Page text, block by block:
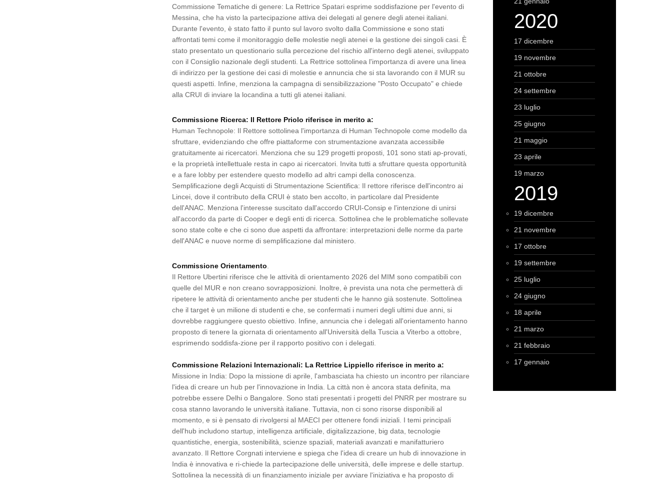
Commissione Tematiche di genere: La Rettrice Spatari esprime soddisfazione per l'evento di
Messina, che ha visto la partecipazione attiva dei delegati al genere degli atenei italiani.
Durante l'evento, è stato fatto il punto sul lavoro svolto dalla Commissione e sono stati
affrontati temi come il monitoraggio delle molestie negli atenei e la gestione dei singoli casi. È
stato presentato un questionario sulla percezione del rischio all'interno degli atenei, sviluppato
con il Consiglio nazionale degli studenti. La Rettrice sottolinea l'importanza di avere una linea
di indirizzo per la gestione dei casi di molestie e annuncia che si sta lavorando con il MUR su
questi aspetti. Infine, menziona la campagna di sensibilizzazione "Posto Occupato" e chiede
alla CRUI di inviare la locandina a tutti gli atenei italiani.
Commissione Ricerca: Il Rettore Priolo riferisce in merito a:
Human Technopole: Il Rettore sottolinea l'importanza di Human Technopole come modello da
sfruttare, evidenziando che offre piattaforme con strumentazione avanzata accessibile
gratuitamente ai ricercatori. Menziona che su 129 progetti proposti, 101 sono stati ap-provati,
e la proprietà intellettuale resta in capo ai ricercatori. Invita tutti a sfruttare questa opportunità
e a fare lobby per estendere questo modello ad altri campi della conoscenza.
Semplificazione degli Acquisti di Strumentazione Scientifica: Il rettore riferisce dell'incontro ai
Lincei, dove il contributo della CRUI è stato ben accolto, in particolare dal Presidente
dell'ANAC. Menziona l'interesse suscitato dall'accordo CRUI-Consip e l'intenzione di unirsi
all'accordo da parte di Cooper e degli enti di ricerca. Sottolinea che le problematiche sollevate
sono state colte e che ci sono due aspetti da affrontare: interpretazioni delle norme da parte
dell'ANAC e nuove norme di semplificazione dal ministero.
Commissione Orientamento
Il Rettore Ubertini riferisce che le attività di orientamento 2026 del MIM sono compatibili con
quelle del MUR e non creano sovrapposizioni. Inoltre, è prevista una nota che permetterà di
ripetere le attività di orientamento anche per studenti che le hanno già sostenute. Sottolinea
che il target è un milione di studenti e che, se confermati i numeri degli ultimi due anni, si
dovrebbe raggiungere questo obiettivo. Infine, annuncia che i delegati all'orientamento hanno
proposto di tenere la giornata di orientamento all'Università della Tuscia a Viterbo a ottobre,
esprimendo soddisfa-zione per il rapporto positivo con i delegati.
Commissione Relazioni Internazionali: La Rettrice Lippiello riferisce in merito a:
Missione in India: Dopo la missione di aprile, l'ambasciata ha chiesto un incontro per rilanciare
l'idea di creare un hub per l'innovazione in India. La città non è ancora stata definita, ma
potrebbe essere Delhi o Bangalore. Sono stati presentati i progetti del PNRR per mostrare su
cosa stanno lavorando le università italiane. Tuttavia, non ci sono risorse disponibili al
momento, e si è pensato di rivolgersi al MAECI per ottenere fondi iniziali. I temi principali
dell'hub includono startup, intelligenza artificiale, digitalizzazione, big data, tecnologie
quantistiche, energia, sostenibilità, scienze spaziali, materiali avanzati e manifatturiero
avanzato. Il Rettore Corgnati interviene e spiega che l'idea di creare un hub di innovazione in
India è innovativa e ri-chiede la partecipazione delle università, delle imprese e delle startup.
Sottolinea la necessità di un finanziamento iniziale per avviare l'iniziativa e ha proposto di
2020
17 dicembre
19 novembre
21 ottobre
24 settembre
23 luglio
25 giugno
21 maggio
23 aprile
19 marzo
2019
19 dicembre
21 novembre
17 ottobre
19 settembre
25 luglio
24 giugno
18 aprile
21 marzo
21 febbraio
17 gennaio